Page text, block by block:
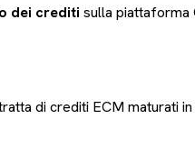
dei crediti sulla piattaforma
di crediti ECM maturati